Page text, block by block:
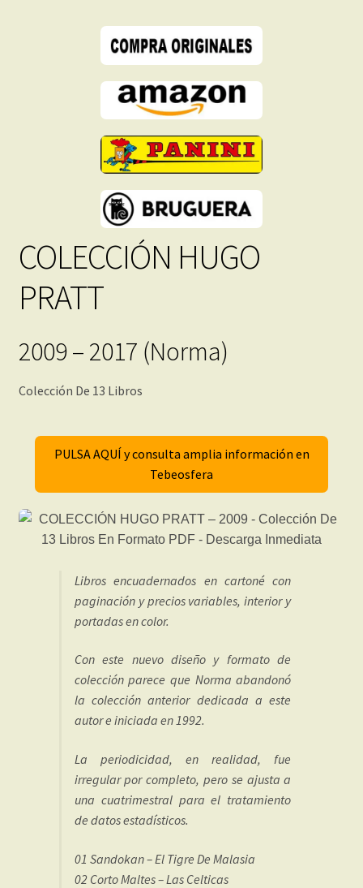
COLECCIÓN HUGO
PRATT
2009 – 2017 (Norma)
Colección De 13 Libros
PULSA AQUÍ y consulta amplia información en
Tebeosfera
Libros encuadernados en cartoné con
paginación y precios variables, interior y
portadas en color.
Con este nuevo diseño y formato de
colección parece que Norma abandonó
la colección anterior dedicada a este
autor e iniciada en 1992.
La periodicidad, en realidad, fue
irregular por completo, pero se ajusta a
una cuatrimestral para el tratamiento
de datos estadísticos.
01 Sandokan – El Tigre De Malasia
02 Corto Maltes – Las Celticas